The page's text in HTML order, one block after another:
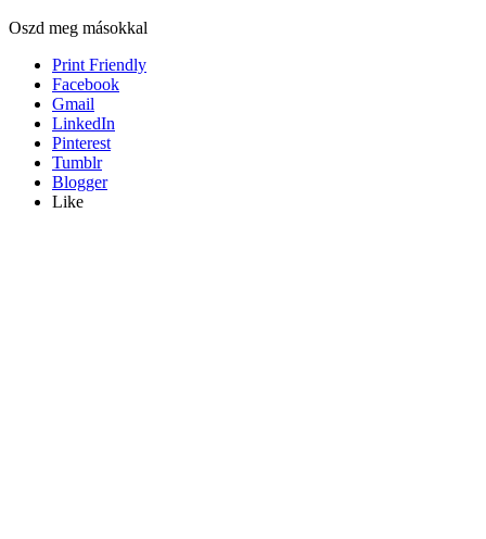
Oszd meg másokkal
Print Friendly
Facebook
Gmail
LinkedIn
Pinterest
Tumblr
Blogger
Like